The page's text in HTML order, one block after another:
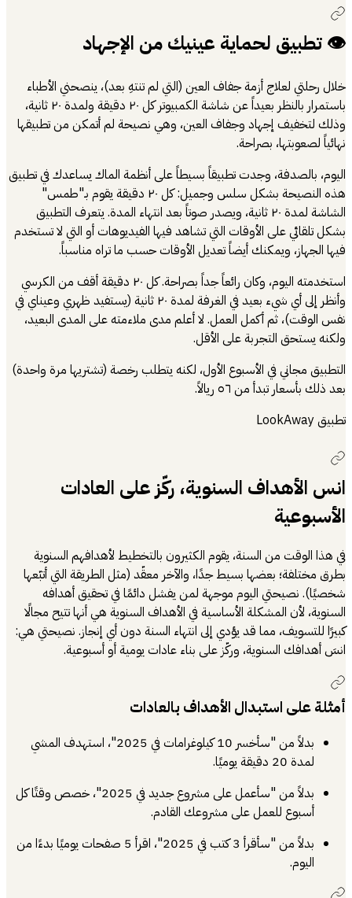
👁️ تطبيق لحماية عينيك من الإجهاد
خلال رحلتي لعلاج أزمة جفاف العين (التي لم تنتهِ بعد)، ينصحني الأطباء
باستمرار بالنظر بعيداً عن شاشة الكمبيوتر كل ٢٠ دقيقة ولمدة ٢٠ ثانية،
وذلك لتخفيف إجهاد وجفاف العين، وهي نصيحة لم أتمكن من تطبيقها
نهائياً لصعوبتها، بصراحة.
اليوم، بالصدفة، وجدت تطبيقاً بسيطاً على أنظمة الماك يساعدك في تطبيق
هذه النصيحة بشكل سلس وجميل: كل ٢٠ دقيقة يقوم بـ"طمس"
الشاشة لمدة ٢٠ ثانية، ويصدر صوتاً بعد انتهاء المدة. يتعرف التطبيق
بشكل تلقائي على الأوقات التي تشاهد فيها الفيديوهات أو التي لا تستخدم
فيها الجهاز، ويمكنك أيضاً تعديل الأوقات حسب ما تراه مناسباً.
استخدمته اليوم، وكان رائعاً جداً بصراحة. كل ٢٠ دقيقة أقف من الكرسي
وأنظر إلى أي شيء بعيد في الغرفة لمدة ٢٠ ثانية (يستفيد ظهري وعيناي في
نفس الوقت)، ثم أكمل العمل. لا أعلم مدى ملاءمته على المدى البعيد،
ولكنه يستحق التجربة على الأقل.
التطبيق مجاني في الأسبوع الأول، لكنه يتطلب رخصة (تشتريها مرة واحدة)
بعد ذلك بأسعار تبدأ من ٥٦ ريالاً.
تطبيق LookAway
انس الأهداف السنوية، ركّز على العادات
الأسبوعية
في هذا الوقت من السنة، يقوم الكثيرون بالتخطيط لأهدافهم السنوية
بطرق مختلفة؛ بعضها بسيط جدًا، والآخر معقّد (مثل الطريقة التي أتبّعها
شخصيًا). نصيحتي اليوم موجهة لمن يفشل دائمًا في تحقيق أهدافه
السنوية، لأن المشكلة الأساسية في الأهداف السنوية هي أنها تتيح مجالًا
كبيرًا للتسويف، مما قد يؤدي إلى انتهاء السنة دون أي إنجاز. نصيحتي هي:
انسَ أهدافك السنوية، وركّز على بناء عادات يومية أو أسبوعية.
أمثلة على استبدال الأهداف بالعادات
بدلاً من "سأخسر 10 كيلوغرامات في 2025"، استهدف المشي
لمدة 20 دقيقة يوميًا.
بدلاً من "سأعمل على مشروع جديد في 2025"، خصص وقتًا كل
أسبوع للعمل على مشروعك القادم.
بدلاً من "سأقرأ 3 كتب في 2025"، اقرأ 5 صفحات يوميًا بدءًا من
اليوم.